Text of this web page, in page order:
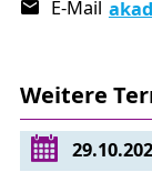
Planung
E-Mail
Weitere